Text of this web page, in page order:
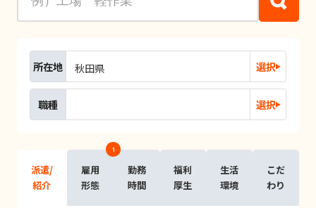
所在地 秋田県 選択
職種 選択
派遣/
紹介
雇用
形態
1
勤務
時間
福利
厚生
生活
環境
こだ
わり